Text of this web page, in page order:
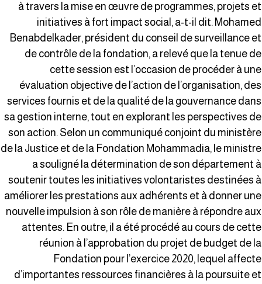
à travers la mise en œuvre de programmes, projets
initiatives à fort impact social, a-t-il dit.
Benabdelkader, président du conseil de surveillance
de contrôle de la fondation, a relevé que la tenue
cette session est l’occasion de procéder à
évaluation objective de l’action de l’organisation,
services fournis et de la qualité de la gouvernance
sa gestion interne, tout en explorant les perspectives
son action. Selon un communiqué conjoint du
de la Justice et de la Fondation Mohammadia, le
a souligné la détermination de son département
soutenir toutes les initiatives volontaristes destinées
améliorer les prestations aux adhérents et à donner
nouvelle impulsion à son rôle de manière à répondre
attentes. En outre, il a été procédé au cours de
réunion à l’approbation du projet de budget de
Fondation pour l’exercice 2020, lequel
d’importantes ressources financières à la poursuite